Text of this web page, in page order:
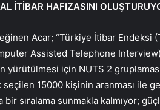
İTİBAR HAFIZASINI
Acar; “Türkiye İtibar Endeksi
Assisted Telephone
yürütülmesi için NUTS 2
15000 kişinin aranması ile
sıralama sunmakla kalmıyor;